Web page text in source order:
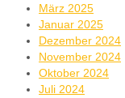
März 2025
Januar 2025
Dezember 2024
November 2024
Oktober 2024
Juli 2024